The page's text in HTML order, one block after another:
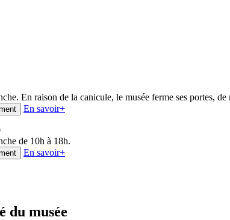
En raison de la canicule, le musée ferme ses portes,
En savoir+
de 10h à 18h.
En savoir+
du musée